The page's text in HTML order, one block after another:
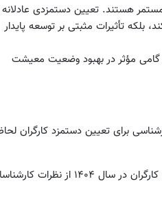
هستند. تعیین دستمزدی
تأثیرات مثبتی بر توسعه پایدار
گامی مؤثر در بهبود وضعیت معیشت
برای تعیین دستمزد کارگران
وزیر تعاون، کار و ر فاه اجتماعی افزود: برای اولین بار امسال برای تعیین دستمزد کارگران در سال ۱۴۰۴ از